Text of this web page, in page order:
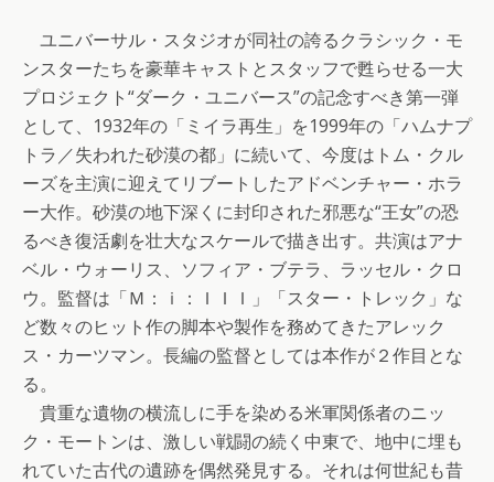
ユニバーサル・スタジオが同社の誇るクラシック・モ
ンスターたちを豪華キャストとスタッフで甦らせる一大
プロジェクト“ダーク・ユニバース”の記念すべき第一弾
として、1932年の「ミイラ再生」を1999年の「ハムナプ
トラ／失われた砂漠の都」に続いて、今度はトム・クル
ーズを主演に迎えてリブートしたアドベンチャー・ホラ
ー大作。砂漠の地下深くに封印された邪悪な“王女”の恐
るべき復活劇を壮大なスケールで描き出す。共演はアナ
ベル・ウォーリス、ソフィア・ブテラ、ラッセル・クロ
ウ。監督は「Ｍ：ｉ：ＩＩＩ」「スター・トレック」な
ど数々のヒット作の脚本や製作を務めてきたアレック
ス・カーツマン。長編の監督としては本作が２作目とな
る。
貴重な遺物の横流しに手を染める米軍関係者のニッ
ク・モートンは、激しい戦闘の続く中東で、地中に埋も
れていた古代の遺跡を偶然発見する。それは何世紀も昔